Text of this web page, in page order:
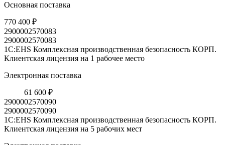
Основная поставка
770 400 ₽
2900002570083
2900002570083
1С:EHS Комплексная производственная безопасность КОРП.
Клиентская лицензия на 1 рабочее место
Электронная поставка
61 600 ₽
2900002570090
2900002570090
1С:EHS Комплексная производственная безопасность КОРП.
Клиентская лицензия на 5 рабочих мест